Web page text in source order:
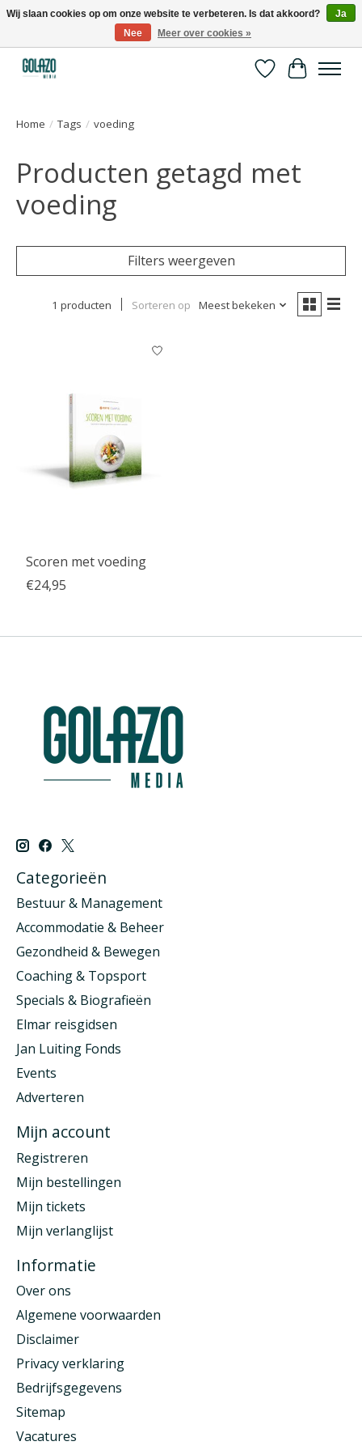
Kennispartner in sport, bewegen en gezondheid
Verlanglijst
Home / Tags / voeding
Producten getagd met
voeding
Filters weergeven
1 producten Sorteren op Meest bekeken
Scoren met voeding
€24,95
Categorieën
Bestuur & Management
Accommodatie & Beheer
Gezondheid & Bewegen
Coaching & Topsport
Specials & Biografieën
Elmar reisgidsen
Jan Luiting Fonds
Events
Adverteren
Mijn account
Registreren
Mijn bestellingen
Mijn tickets
Mijn verlanglijst
Informatie
Over ons
Algemene voorwaarden
Disclaimer
Privacy verklaring
Bedrijfsgegevens
Sitemap
Vacatures
Wij slaan cookies op om onze website te verbeteren. Is dat akkoord?
Ja
Nee
Meer over cookies »